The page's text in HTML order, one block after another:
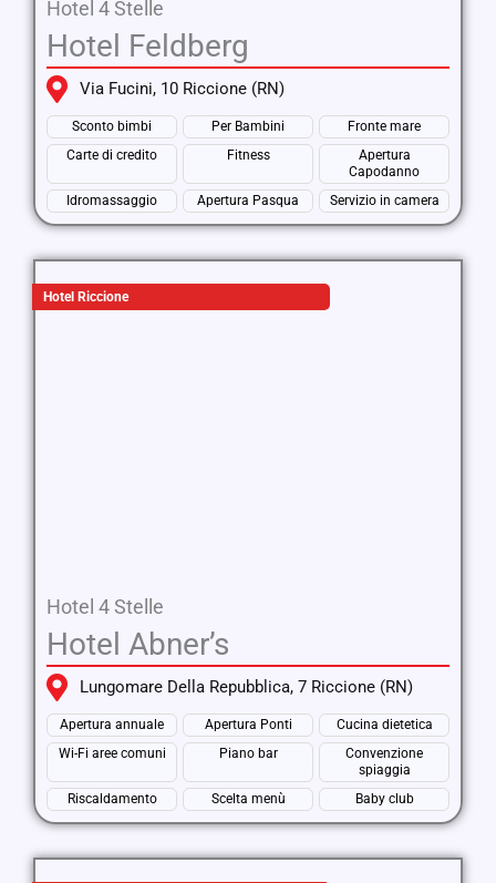
Hotel 4 Stelle
Hotel Feldberg
Via Fucini, 10 Riccione (RN)
Sconto bimbi Per Bambini
Fronte mare
Carte di credito
Fitness
Apertura
Capodanno
Idromassaggio
Apertura Pasqua Servizio in camera
Hotel Riccione
Hotel 4 Stelle
Hotel Abner’s
Lungomare Della Repubblica, 7 Riccione (RN)
Apertura annuale Apertura Ponti
Cucina dietetica
Wi-Fi aree comuni
Piano bar
Convenzione
spiaggia
Riscaldamento
Scelta menù Baby club